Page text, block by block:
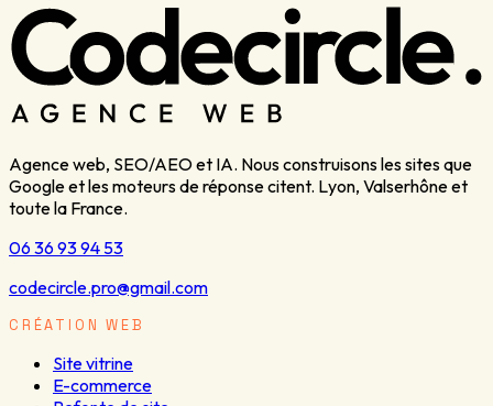
Agence web, SEO/AEO et IA. Nous construisons les sites que
Google et les moteurs de réponse citent. Lyon, Valserhône et
toute la France.
06 36 93 94 53
codecircle.pro@gmail.com
CRÉATION WEB
Site vitrine
E-commerce